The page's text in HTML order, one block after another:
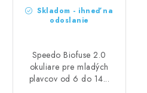
Skladom - ihneď na
odoslanie
Speedo Biofuse 2.0
okuliare pre mladých
plavcov od 6 do 14...